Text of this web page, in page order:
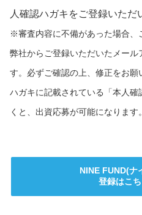
人確認ハガキをご登録いただ
※審査内容に不備があった場合、
弊社からご登録いただいたメール
す。必ずご確認の上、修正をお願
ハガキに記載されている「本人
くと、出資応募が可能になります。
NINE FUND(ナ
登録はこち